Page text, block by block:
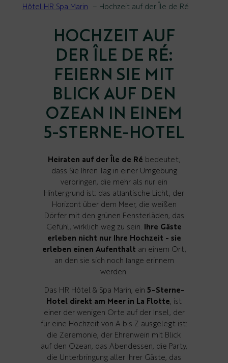
Hôtel HR Spa Marin Hochzeit auf der Île de Ré
HOCHZEIT AUF
DER ÎLE DE RÉ:
FEIERN SIE MIT
BLICK AUF DEN
OZEAN IN EINEM
5-STERNE-HOTEL
Heiraten auf der Île de Ré bedeutet,
dass Sie Ihren Tag in einer Umgebung
verbringen, die mehr als nur ein
Hintergrund ist: das atlantische Licht, der
Horizont über dem Meer, die weißen
Dörfer mit den grünen Fensterläden, das
Gefühl, wirklich weg zu sein.
Ihre Gäste
erleben nicht nur Ihre Hochzeit - sie
erleben einen Aufenthalt an einem Ort,
an den sie sich noch lange erinnern
werden.
Das HR Hôtel & Spa Marin, ein 5-Sterne-
Hotel direkt am Meer in La Flotte, ist
einer der wenigen Orte auf der Insel, der
für eine Hochzeit von A bis Z ausgelegt ist:
die Zeremonie, der Ehrenwein mit Blick
auf den Ozean, das Abendessen, die Party,
die Unterbringung aller Ihrer Gäste, das